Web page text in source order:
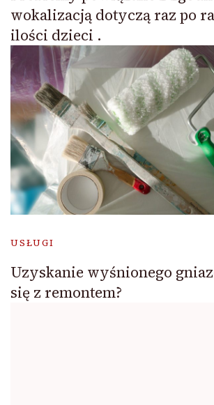
wokalizacją dotyczą raz po
ilości dzieci .
USŁUGI
Uzyskanie wyśnionego
się z remontem?